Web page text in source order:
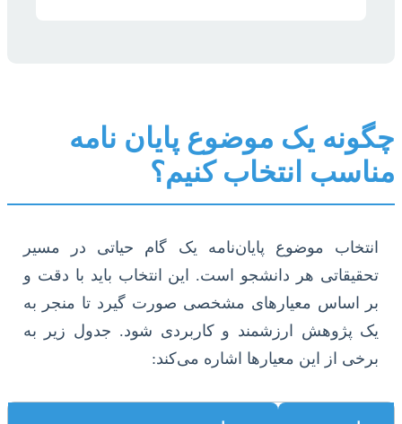
چگونه یک موضوع پایان نامه
مناسب انتخاب کنیم؟
انتخاب موضوع پایان‌نامه یک گام حیاتی در مسیر
تحقیقاتی هر دانشجو است. این انتخاب باید با دقت و
بر اساس معیارهای مشخصی صورت گیرد تا منجر به
یک پژوهش ارزشمند و کاربردی شود. جدول زیر به
برخی از این معیارها اشاره می‌کند: